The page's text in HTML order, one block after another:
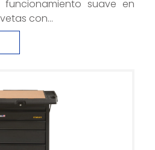
suave en
con...